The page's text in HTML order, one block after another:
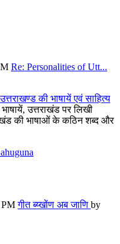
Re: Personalities of Utt...
की भाषायें एवं साहित्य
उत्तराखंड पर लिखी
की भाषाओं के कठिन शब्द और
PMगीत ब्य्खोंण अब जाणि by